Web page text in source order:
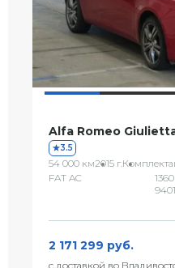
Alfa Romeo
3.5
54 000 км2015 г.
FAT AC
2 171 299 руб.
с доставкой во